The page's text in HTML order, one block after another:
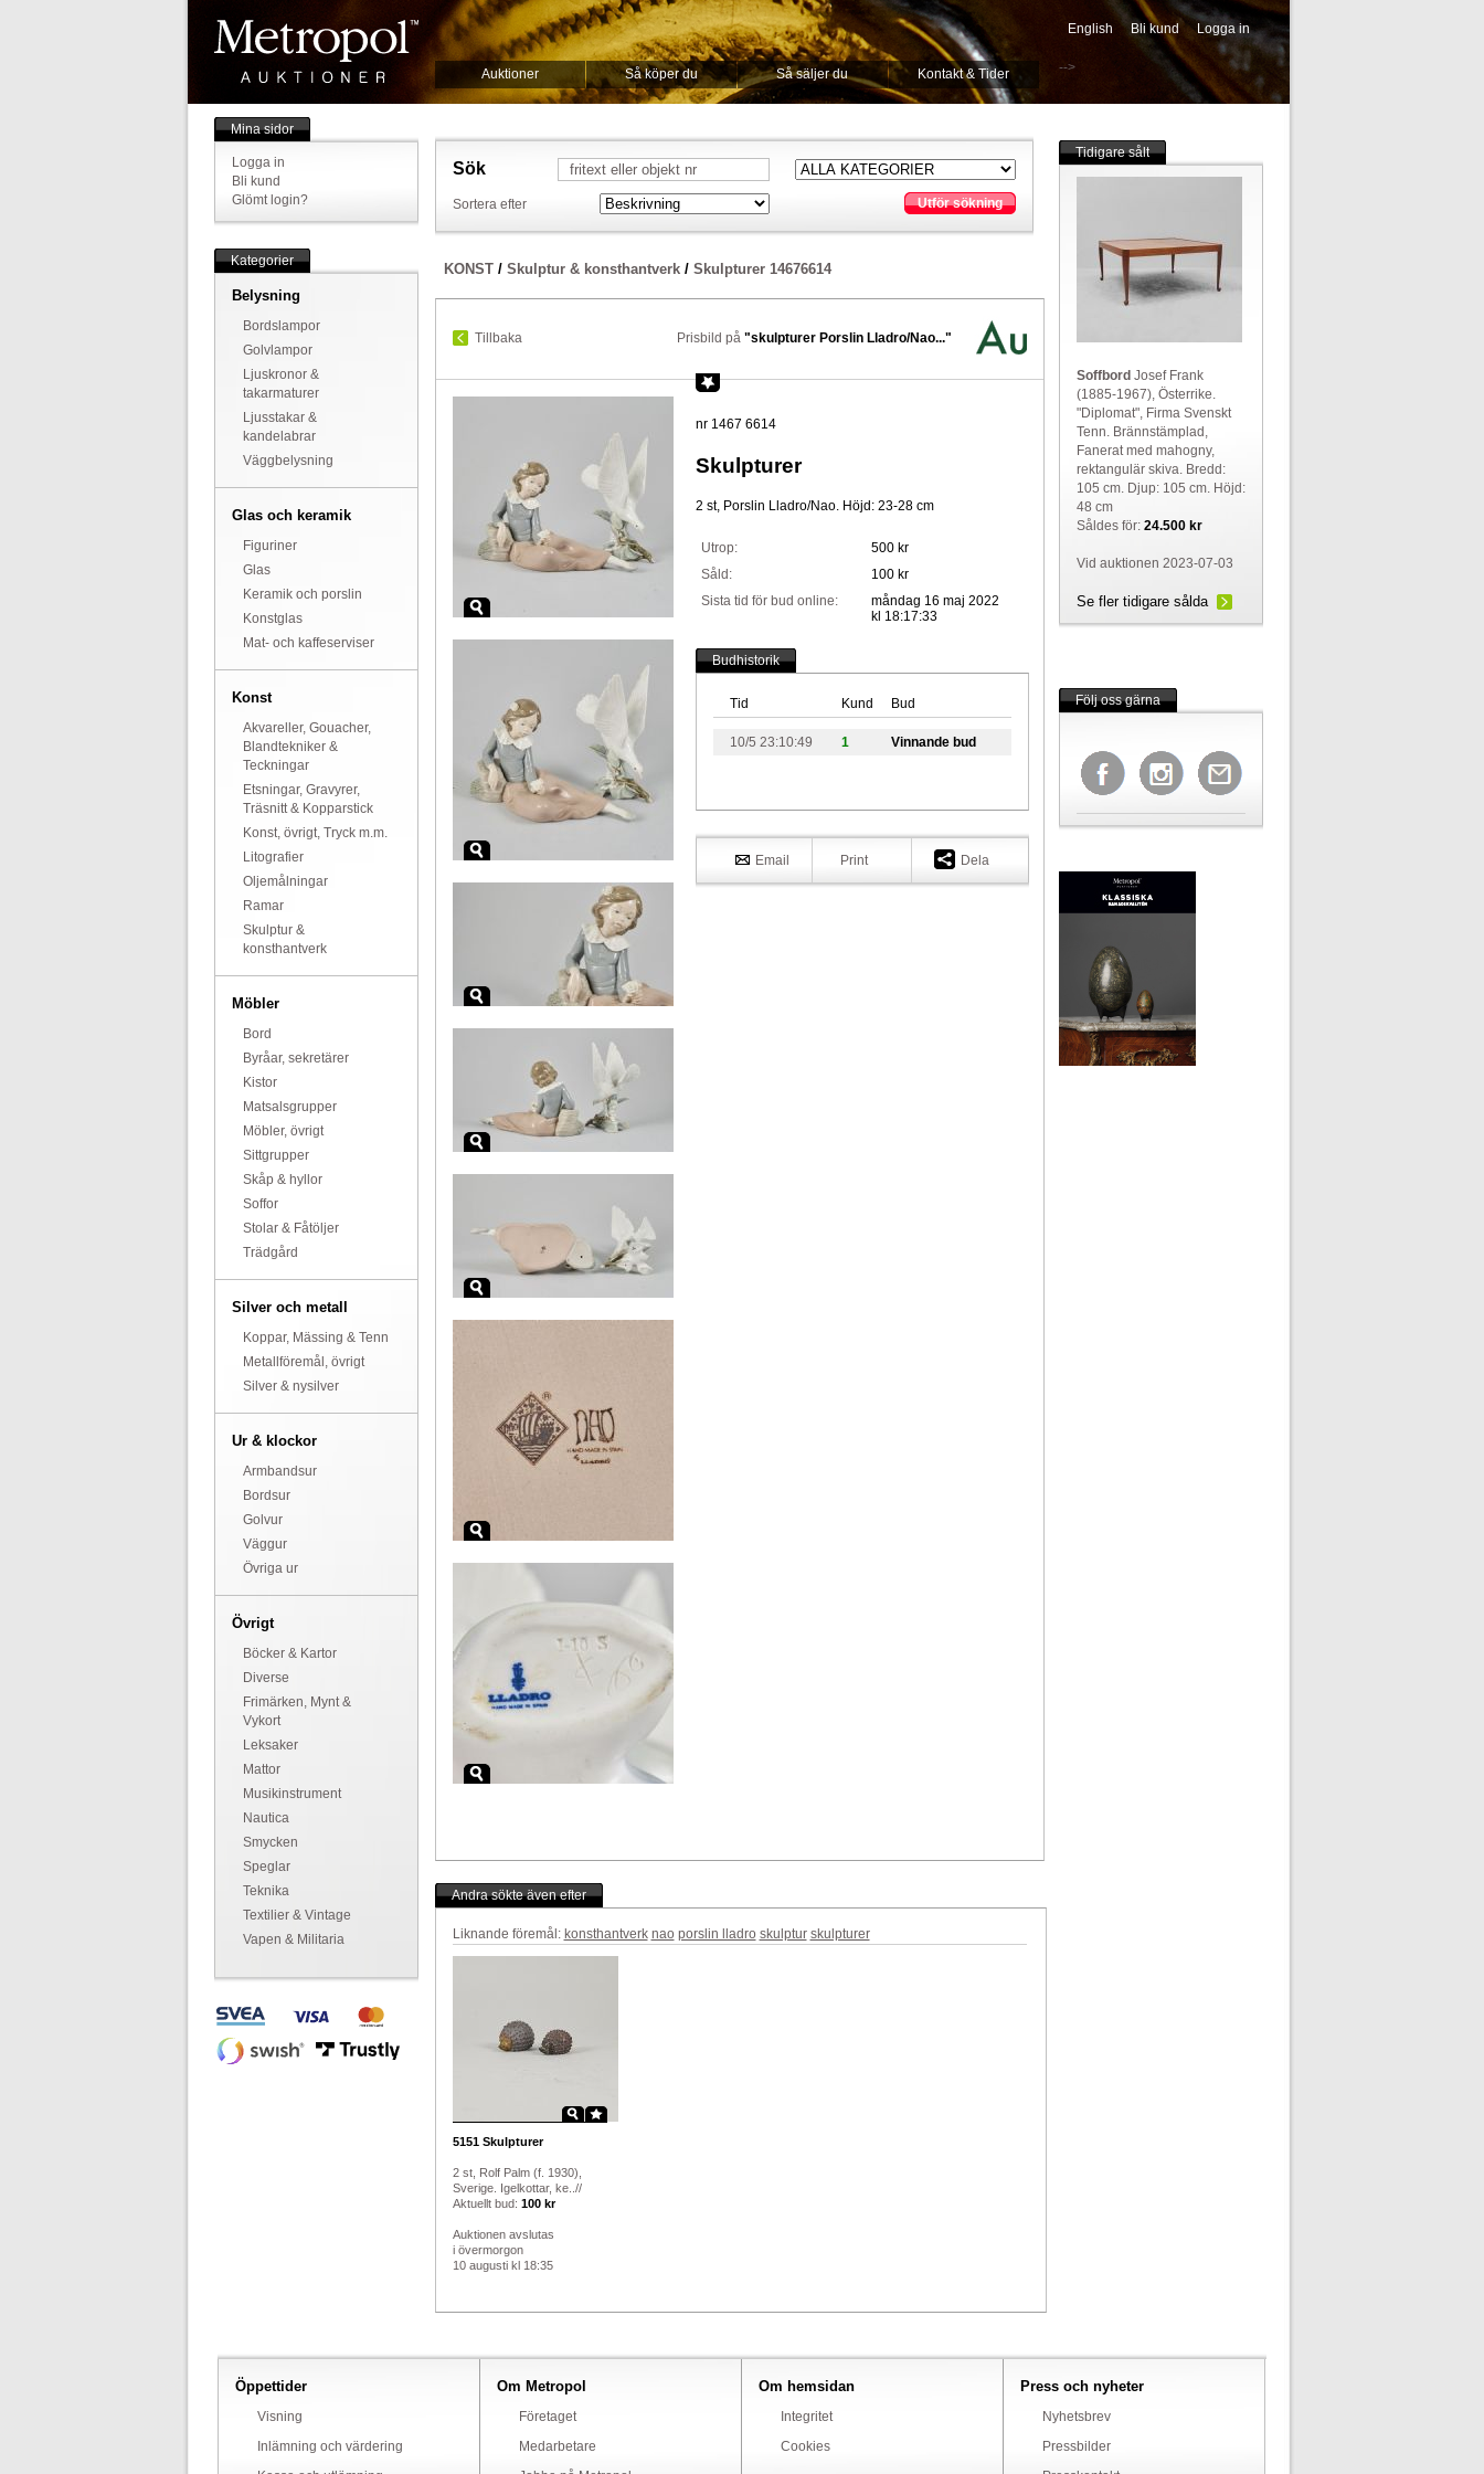
Auktioner Så köper du Så säljer du Kontakt & Tider
English Bli kund Logga in
-->
Mina sidor
Logga in
Bli kund
Glömt login?
Kategorier
Belysning
Bordslampor
Golvlampor
Ljuskronor &
takarmaturer
Ljusstakar &
kandelabrar
Väggbelysning
Glas och keramik
Figuriner
Glas
Keramik och porslin
Konstglas
Mat- och kaffeserviser
Konst
Akvareller, Gouacher,
Blandtekniker &
Teckningar
Etsningar, Gravyrer,
Träsnitt & Kopparstick
Konst, övrigt, Tryck m.m.
Litografier
Oljemålningar
Ramar
Skulptur &
konsthantverk
Möbler
Bord
Byråar, sekretärer
Kistor
Matsalsgrupper
Möbler, övrigt
Sittgrupper
Skåp & hyllor
Soffor
Stolar & Fåtöljer
Trädgård
Silver och metall
Koppar, Mässing & Tenn
Metallföremål, övrigt
Silver & nysilver
Ur & klockor
Armbandsur
Bordsur
Golvur
Väggur
Övriga ur
Övrigt
Böcker & Kartor
Diverse
Frimärken, Mynt &
Vykort
Leksaker
Mattor
Musikinstrument
Nautica
Smycken
Speglar
Teknika
Textilier & Vintage
Vapen & Militaria
Sök
Sortera efter Utför sökning
KONST/ Skulptur & konsthantverk/ Skulpturer 14676614
Tillbaka Prisbild på "skulpturer Porslin Lladro/Nao..."
nr 1467 6614
Skulpturer
2 st, Porslin Lladro/Nao. Höjd: 23-28 cm
Utrop:
500 kr
Såld:
100 kr
Sista tid för bud online:
måndag 16 maj 2022
kl 18:17:33
Budhistorik
Tid Kund Bud
10/5 23:10:49 1 Vinnande bud
Email Print Dela
Andra sökte även efter
Liknande föremål: konsthantverk nao porslin lladro skulptur skulpturer
5151Skulpturer
2 st, Rolf Palm (f. 1930),
Sverige. Igelkottar, ke..//
Aktuellt bud: 100 kr
Auktionen avslutas
i övermorgon
10 augusti kl 18:35
Tidigare sålt
Soffbord Josef Frank
(1885-1967), Österrike.
"Diplomat", Firma Svenskt
Tenn. Brännstämplad,
Fanerat med mahogny,
rektangulär skiva. Bredd:
105 cm. Djup: 105 cm. Höjd:
48 cm
Såldes för: 24.500 kr
Vid auktionen 2023-07-03
Se fler tidigare sålda
Följ oss gärna
Öppettider
Visning
Inlämning och värdering
Om Metropol
Företaget
Medarbetare
Om hemsidan
Integritet
Cookies
Press och nyheter
Nyhetsbrev
Pressbilder